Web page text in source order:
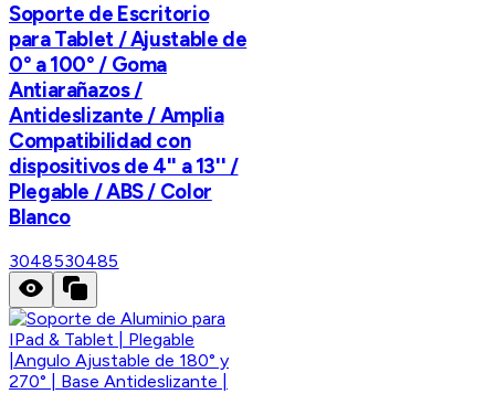
Soporte de Escritorio
para Tablet / Ajustable de
0° a 100° / Goma
Antiarañazos /
Antideslizante / Amplia
Compatibilidad con
dispositivos de 4'' a 13'' /
Plegable / ABS / Color
Blanco
3048530485